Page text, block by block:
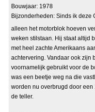
Bouwjaar: 1978
Bijzonderheden: Sinds ik deze
alleen het motorblok hoeven
weken stilstaan. Hij staat altijd
met heel zachte Amerikaans
achtervering. Vandaar ook zijn
voornamelijk gebruikt voor de
was een beetje weg na die
worden nu overbrugd door
de teller.